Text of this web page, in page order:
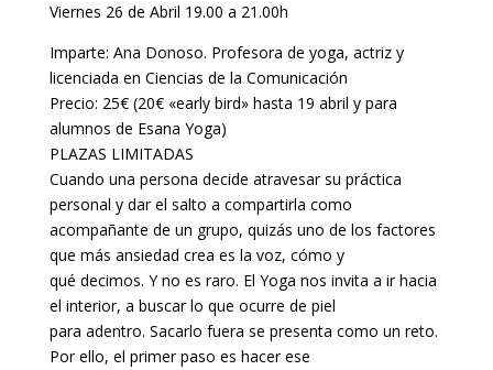
Viernes 26 de Abril 19.00 a 21.00h
Imparte: Ana Donoso. Profesora de yoga, actriz y
licenciada en Ciencias de la Comunicación
Precio: 25€ (20€ «early bird» hasta 19 abril y para
alumnos de Esana Yoga)
PLAZAS LIMITADAS
Cuando una persona decide atravesar su práctica
personal y dar el salto a compartirla como
acompañante de un grupo, quizás uno de los factores
que más ansiedad crea es la voz, cómo y
qué decimos. Y no es raro. El Yoga nos invita a ir hacia
el interior, a buscar lo que ocurre de piel
para adentro. Sacarlo fuera se presenta como un reto.
Por ello, el primer paso es hacer ese